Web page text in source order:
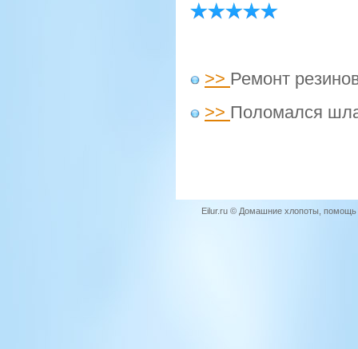
>> Ремонт
>> Поломался
Eilur.ru © Домашние хлопоты,